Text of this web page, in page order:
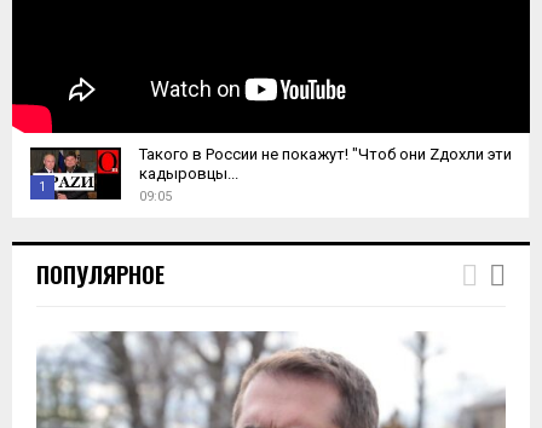
1
h
u
n
a
Такого в России не покажут! "Чтоб они Zдохли эти
кадыровцы...
09:05
ПОПУЛЯРНОЕ